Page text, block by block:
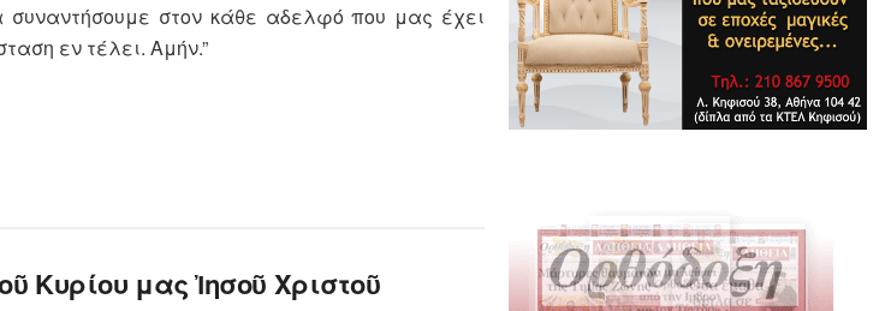
συναντήσουμε στον κάθε αδελφό που μας έχει
εν τέλει. Αμήν.”
Κυρίου μας Ἰησοῦ Χριστοῦ